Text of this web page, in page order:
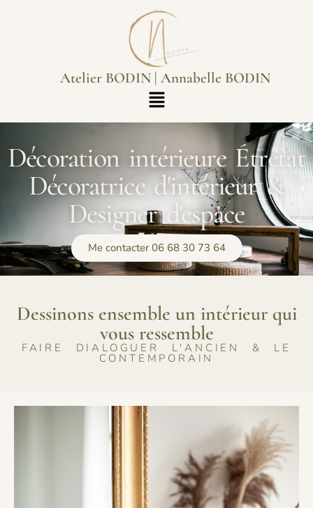
Atelier BODIN | Annabelle BODIN
Décoration intérieure Étretat
Décoratrice d'intérieur &
Designer d'espace
Me contacter 06 68 30 73 64
Dessinons ensemble un intérieur qui
vous ressemble
FAIRE DIALOGUER L'ANCIEN & LE
CONTEMPORAIN